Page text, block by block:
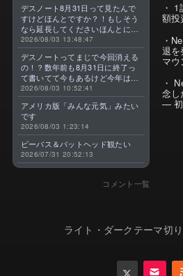
デスノート8月31日って見たんで
すけどほんとですか？！もしそう
なら延長してくださいほんとに大
好きなんです😭
2026/08/03 13:48:47
デスノートってまじで今回消える
の！？数年前も8月31日に終了っ
て書いてて今もあるけど今年はま
じのやつ！？よくわからん！！で
きればなくならないでほしい！平
成アニメを振り返らせてくれっ
っ！！！！！！！
2026/08/03 10:52:41
アメリカ版「みんな元気」みたい
です
2026/08/03 1:23:14
ビーバス＆バットヘッド観たい
2026/07/31 20:52:13
コメント一覧
1
額
退を
マ
念し
— 初
ライト・ダークテーマ切